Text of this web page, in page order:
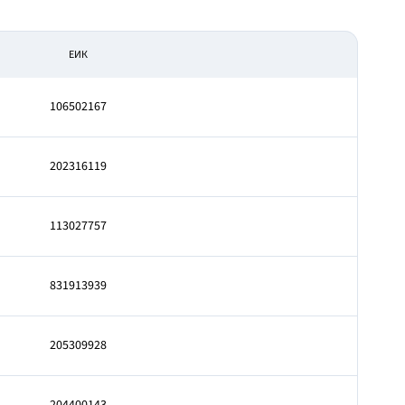
ЕИК
106502167
202316119
113027757
831913939
205309928